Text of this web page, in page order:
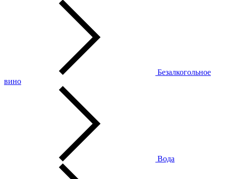
Безалкогольное
вино
Вода